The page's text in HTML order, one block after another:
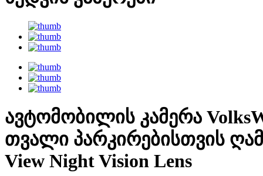
ავტომობილის კამერა
თვალი პარკირებისთვის
View Night Vision Lens